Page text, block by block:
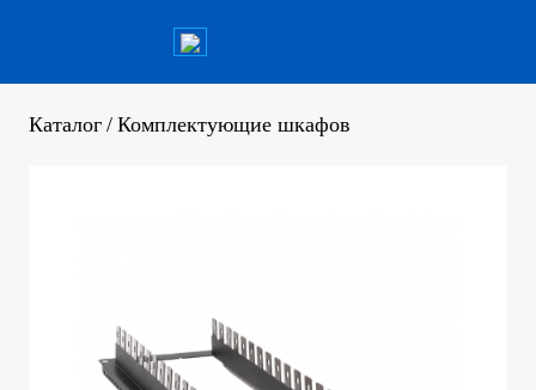
Каталог / Комплектующие шкафов